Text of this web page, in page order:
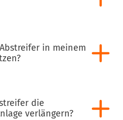
in meinem
die
verlängern?